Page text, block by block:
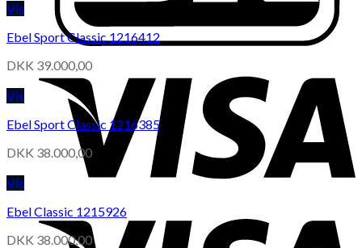
Vis
Ebel Sport Classic 1216412
DKK 39.000,00
Vis
Ebel Sport Classic 1216385
DKK 38.000,00
Vis
Ebel Classic 1215926
DKK 38.000,00